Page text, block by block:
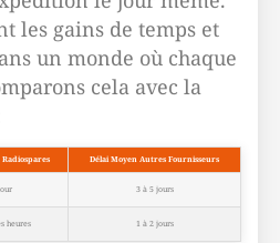
les gains de temps et
un monde où chaque
cela avec la
Délai Moyen Autres Fournisseurs
3 à 5 jours
heures 1 à 2 jours